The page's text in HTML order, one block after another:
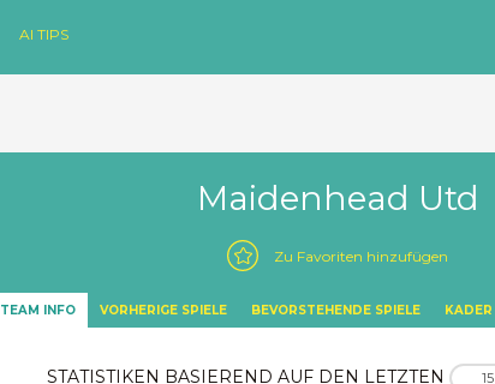
AI TIPS
Maidenhead Utd
Zu Favoriten hinzufügen
TEAM INFO VORHERIGE SPIELE BEVORSTEHENDE SPIELE KADER
STATISTIKEN BASIEREND AUF DEN LETZTEN 15